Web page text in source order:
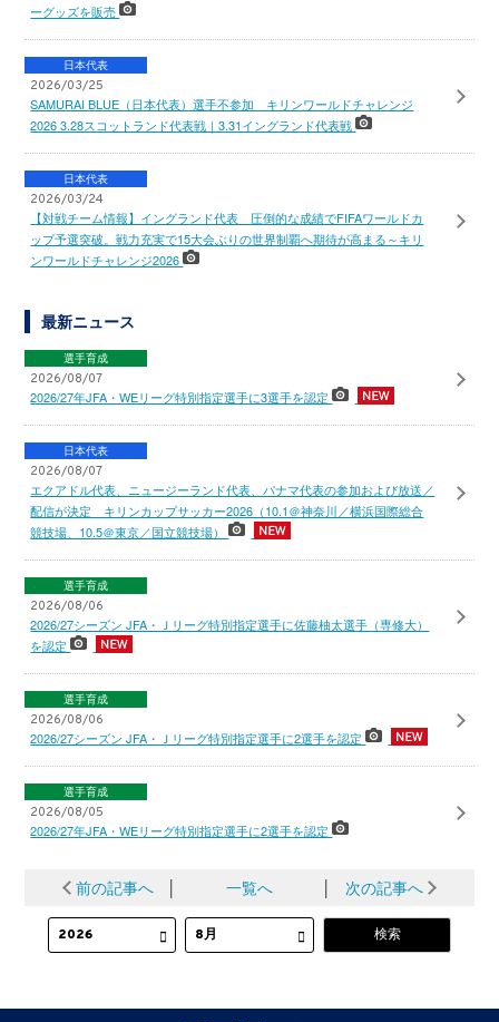
ーグッズを販売
日本代表
2026/03/25
SAMURAI BLUE（日本代表）選手不参加 キリンワールドチャレンジ
2026 3.28スコットランド代表戦｜3.31イングランド代表戦
日本代表
2026/03/24
【対戦チーム情報】イングランド代表 圧倒的な成績でFIFAワールドカ
ップ予選突破。戦力充実で15大会ぶりの世界制覇へ期待が高まる～キリ
ンワールドチャレンジ2026
最新ニュース
選手育成
2026/08/07
2026/27年JFA・WEリーグ特別指定選手に3選手を認定
日本代表
2026/08/07
エクアドル代表、ニュージーランド代表、パナマ代表の参加および放送／
配信が決定 キリンカップサッカー2026（10.1＠神奈川／横浜国際総合
競技場、10.5＠東京／国立競技場）
選手育成
2026/08/06
2026/27シーズン JFA・Ｊリーグ特別指定選手に佐藤柚太選手（専修大）
を認定
選手育成
2026/08/06
2026/27シーズン JFA・Ｊリーグ特別指定選手に2選手を認定
選手育成
2026/08/05
2026/27年JFA・WEリーグ特別指定選手に2選手を認定
前の記事へ │ 一覧へ │ 次の記事へ